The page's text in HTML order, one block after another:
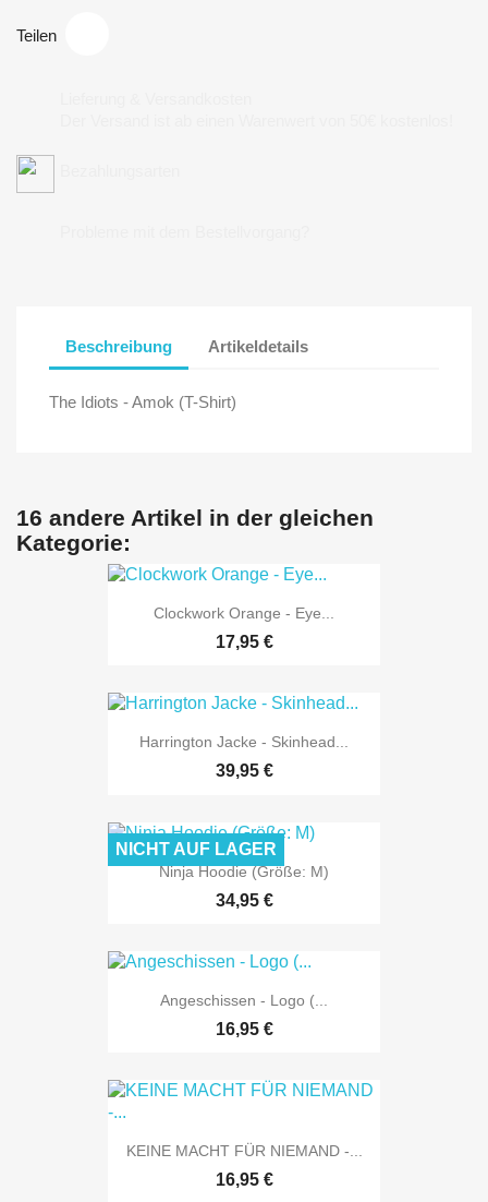
Teilen
Beschreibung Artikeldetails
The Idiots - Amok (T-Shirt)
16 andere Artikel in der gleichen
Kategorie:
Clockwork Orange - Eye...
17,95 €
Harrington Jacke - Skinhead...
39,95 €
Ninja Hoodie (Größe: M)
34,95 €
NICHT AUF LAGER
Angeschissen - Logo (...
16,95 €
KEINE MACHT FÜR NIEMAND -...
16,95 €